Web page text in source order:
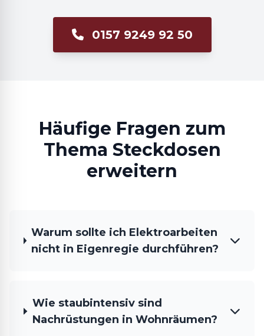
0157 9249 92 50
Häufige Fragen zum
Thema Steckdosen
erweitern
Warum sollte ich Elektroarbeiten
nicht in Eigenregie durchführen?
Wie staubintensiv sind
Nachrüstungen in Wohnräumen?